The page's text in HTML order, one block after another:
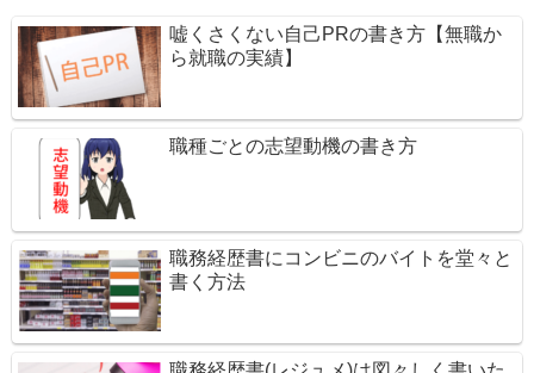
嘘くさくない自己PRの書き方【無職か
ら就職の実績】
職種ごとの志望動機の書き方
職務経歴書にコンビニのバイトを堂々と
書く方法